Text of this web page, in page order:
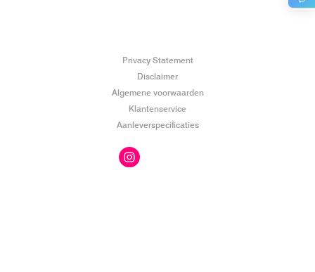
Privacy Statement
Disclaimer
Algemene voorwaarden
Klantenservice
Aanleverspecificaties